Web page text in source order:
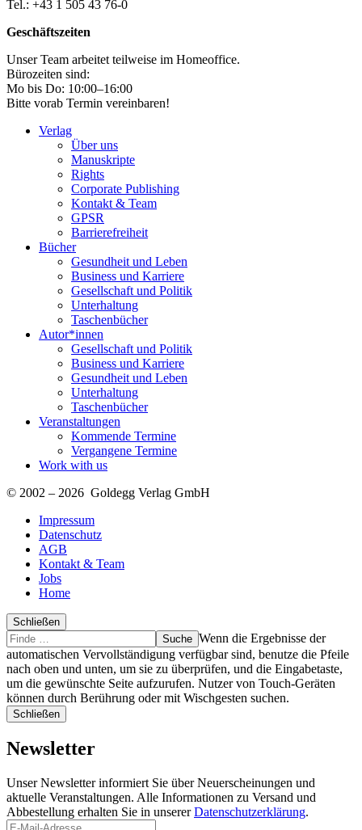
Tel.: +43 1 505 43 76-0
Geschäftszeiten
Unser Team arbeitet teilweise im Homeoffice.
Bürozeiten sind:
Mo bis Do: 10:00–16:00
Bitte vorab Termin vereinbaren!
Verlag
Über uns
Manuskripte
Rights
Corporate Publishing
Kontakt & Team
GPSR
Barrierefreiheit
Bücher
Gesundheit und Leben
Business und Karriere
Gesellschaft und Politik
Unterhaltung
Taschenbücher
Autor*innen
Gesellschaft und Politik
Business und Karriere
Gesundheit und Leben
Unterhaltung
Taschenbücher
Veranstaltungen
Kommende Termine
Vergangene Termine
Work with us
© 2002 – 2026 Goldegg Verlag GmbH
Impressum
Datenschutz
AGB
Kontakt & Team
Jobs
Home
Schließen
Suche
Finde
…
Wenn die Ergebnisse der
automatischen Vervollständigung verfügbar sind, benutze die Pfeile
nach oben und unten, um sie zu überprüfen, und die Eingabetaste,
um die gewünschte Seite aufzurufen. Nutzer von Touch-Geräten
können durch Berührung oder mit Wischgesten suchen.
Schließen
Newsletter
Unser Newsletter informiert Sie über Neuerscheinungen und
aktuelle Veranstaltungen. Alle Informationen zu Versand und
Abbestellung erhalten Sie in unsererDatenschutzerklärung.